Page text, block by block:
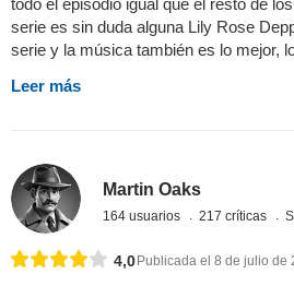
todo el episodio igual que el resto de
serie es sin duda alguna Lily Rose
serie y la música también es lo mejor,
Leer más
Martin Oaks
164 usuarios 217 críticas
4,0 Publicada el 8 de julio de